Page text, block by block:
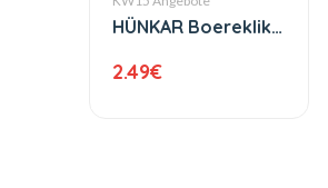
HÜNKAR Boereklik
2.49€